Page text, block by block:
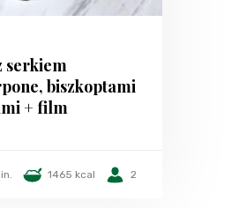
serkiem
biszkoptami
+ film
1465 kcal 2